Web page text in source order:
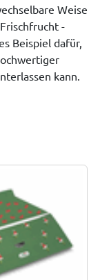
Weise
-
Beispiel dafür,
kann.